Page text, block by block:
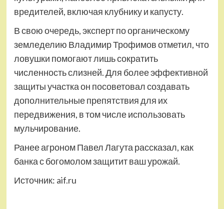
вредителей, включая клубнику и капусту.
В свою очередь, эксперт по органическому
земледелию Владимир Трофимов отметил, что
ловушки помогают лишь сократить
численность слизней. Для более эффективной
защиты участка он посоветовал создавать
дополнительные препятствия для их
передвижения, в том числе использовать
мульчирование.
Ранее агроном Павел Лагута рассказал, как
банка с богомолом защитит ваш урожай.
Источник: aif.ru